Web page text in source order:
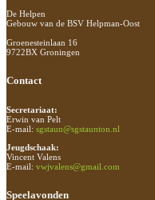
De Helpen
Gebouw van de BSV Helpman-Oost
Groenesteinlaan 16
9722BX Groningen
Contact
Secretariaat:
Erwin van Pelt
E-mail: sgstaun@sgstaunton.nl
Jeugdschaak:
Vincent Valens
E-mail: vwjvalens@gmail.com
Speelavonden